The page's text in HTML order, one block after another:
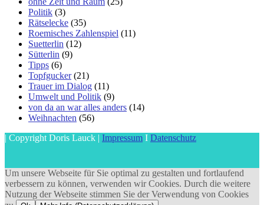
Politik (3)
Rätselecke (35)
Roemisches Zahlenspiel (11)
Suetterlin (12)
Sütterlin (9)
Tipps (6)
Topfgucker(21)
Trauer im Dialog (11)
Umwelt und Politik (9)
von da an war alles anders (14)
Weihnachten (56)
| Copyright Doris Lauck | Impressum I Datenschutz
Um unsere Webseite für Sie optimal zu gestalten und fortlaufend
verbessern zu können, verwenden wir Cookies. Durch die weitere
Nutzung der Webseite stimmen Sie der Verwendung von Cookies